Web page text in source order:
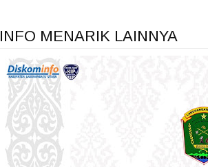
INFO MENARIK LAINNYA